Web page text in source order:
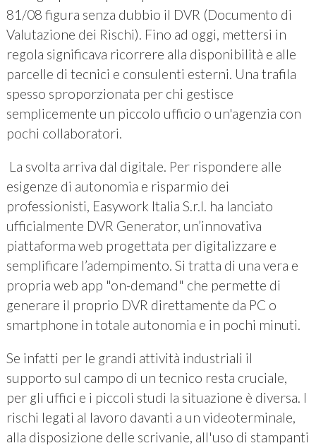
81/08 figura senza dubbio il DVR (Documento di
Valutazione dei Rischi). Fino ad oggi, mettersi in
regola significava ricorrere alla disponibilità e alle
parcelle di tecnici e consulenti esterni. Una trafila
spesso sproporzionata per chi gestisce
semplicemente un piccolo ufficio o un'agenzia con
pochi collaboratori.
La svolta arriva dal digitale. Per rispondere alle
esigenze di autonomia e risparmio dei
professionisti, Easywork Italia S.r.l. ha lanciato
ufficialmente DVR Generator, un’innovativa
piattaforma web progettata per digitalizzare e
semplificare l’adempimento. Si tratta di una vera e
propria web app "on-demand" che permette di
generare il proprio DVR direttamente da PC o
smartphone in totale autonomia e in pochi minuti.
Se infatti per le grandi attività industriali il
supporto sul campo di un tecnico resta cruciale,
per gli uffici e i piccoli studi la situazione è diversa. I
rischi legati al lavoro davanti a un videoterminale,
alla disposizione delle scrivanie, all'uso di stampanti